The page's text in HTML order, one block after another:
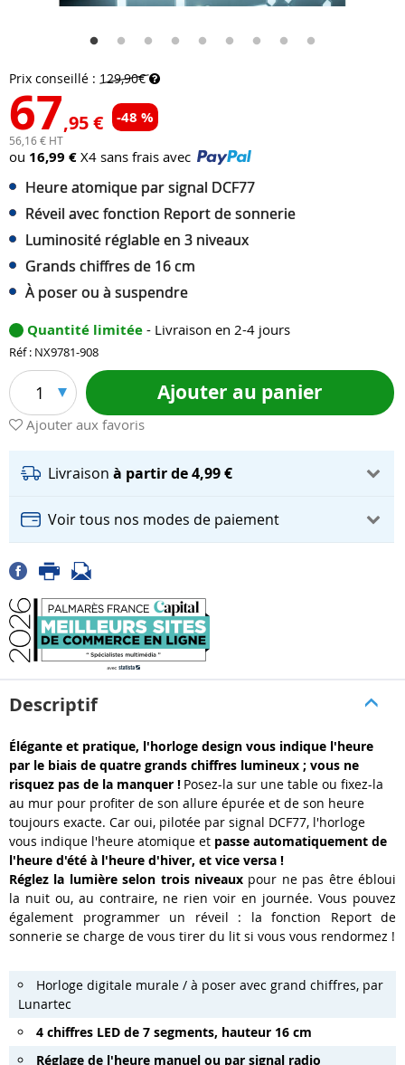
Prix conseillé : 129,90€
67,95 € -48 %
56,16 € HT
ou 16,99 € X4 sans frais avec
Heure atomique par signal DCF77
Réveil avec fonction Report de sonnerie
Luminosité réglable en 3 niveaux
Grands chiffres de 16 cm
À poser ou à suspendre
Quantité limitée - Livraison en 2-4 jours
Réf : NX9781-908
1 Ajouter au panier
Ajouter aux favoris
Livraison à partir de 4,99 €
Voir tous nos modes de paiement
Descriptif
Élégante et pratique, l'horloge design vous indique l'heure
par le biais de quatre grands chiffres lumineux ; vous ne
risquez pas de la manquer ! Posez-la sur une table ou fixez-la
au mur pour profiter de son allure épurée et de son heure
toujours exacte. Car oui, pilotée par signal DCF77, l'horloge
vous indique l'heure atomique et passe automatiquement de
l'heure d'été à l'heure d'hiver, et vice versa !
Réglez la lumière selon trois niveaux pour ne pas être ébloui
la nuit ou, au contraire, ne rien voir en journée. Vous pouvez
également programmer un réveil : la fonction Report de
sonnerie se charge de vous tirer du lit si vous vous rendormez !
Horloge digitale murale / à poser avec grand chiffres, par
Lunartec
4 chiffres LED de 7 segments, hauteur 16 cm
Réglage de l'heure manuel ou par signal radio